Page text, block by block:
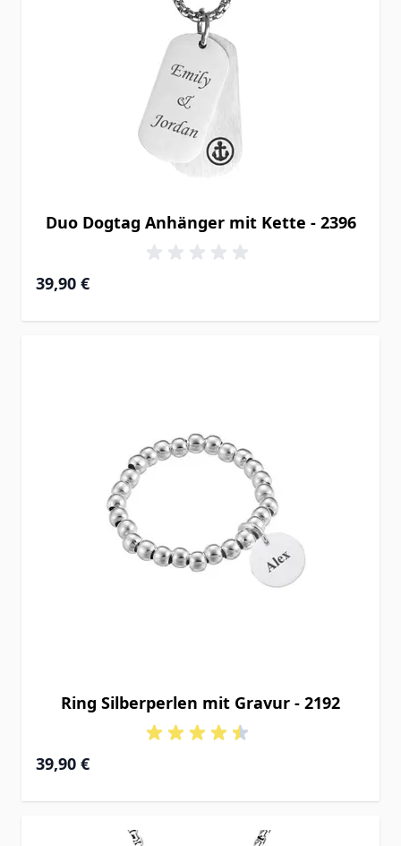
Duo Dogtag Anhänger mit Kette - 2396
39,90 €
Ring Silberperlen mit Gravur - 2192
39,90 €